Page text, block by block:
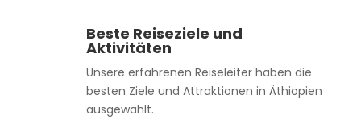
Beste Reiseziele und
Aktivitäten
Unsere erfahrenen Reiseleiter haben die
besten Ziele und Attraktionen in Äthiopien
ausgewählt.